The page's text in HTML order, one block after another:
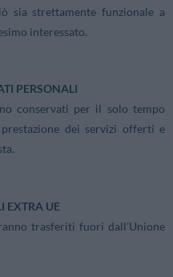
sia strettamente funzionale a
interessato.
PERSONALI
conservati per il solo tempo
dei servizi offerti e
EXTRA UE
trasferiti fuori dall’Unione